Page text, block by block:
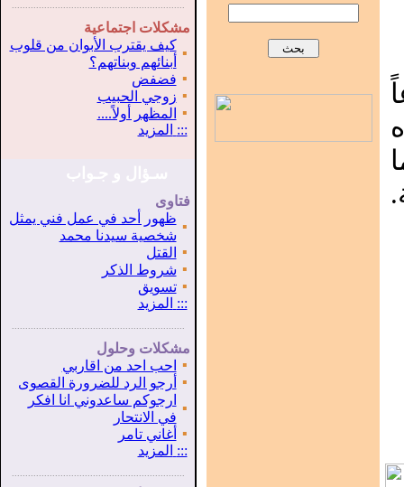
مشكلات اجتماعية
▪
كيف يقترب الأبوان من قلوب
أبنائهم وبناتهم؟
▪ فضفض
▪ زوجي الحبيب
▪
المظهر أولاً....
::: المزيد
فتاوى
▪
ظهور أحد في عمل فني يمثل
شخصية سيدنا محمد
▪
القتل
▪ شروط الذكر
▪ تسويق
::: المزيد
مشكلات وحلول
▪
احب احد من اقاربي
▪
أرجو الرد للضرورة القصوى
▪
ارجوكم ساعدوني انا افكر
في الانتحار
▪ أغاني تامر
::: المزيد